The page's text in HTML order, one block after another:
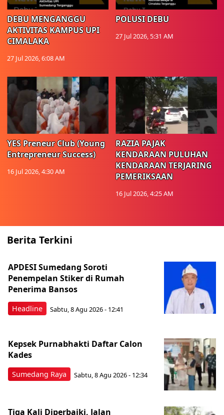
DEBU MENGANGGU
AKTIVITAS KAMPUS UPI
CIMALAKA
27 Jul 2026, 6:08 AM
POLUSI DEBU
27 Jul 2026, 5:31 AM
YES Preneur Club (Young
Entrepreneur Success)
16 Jul 2026, 4:30 AM
RAZIA PAJAK
KENDARAAN PULUHAN
KENDARAAN TERJARING
PEMERIKSAAN
16 Jul 2026, 4:25 AM
Berita Terkini
Headline
APDESI Sumedang Soroti
Penempelan Stiker di Rumah
Penerima Bansos
Sabtu, 8 Agu 2026 - 12:41
Sumedang Raya
Kepsek Purnabhakti Daftar Calon
Kades
Sabtu, 8 Agu 2026 - 12:34
Tiga Kali Diperbaiki, Jalan